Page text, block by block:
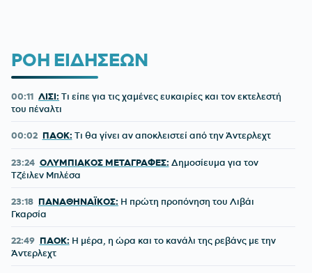
ΡΟΗ ΕΙΔΗΣΕΩΝ
00:11 ΛΙΣΙ: Τι είπε για τις χαμένες ευκαιρίες και τον εκτελεστή
του πέναλτι
00:02 ΠΑΟΚ: Τι θα γίνει αν αποκλειστεί από την Άντερλεχτ
23:24 ΟΛΥΜΠΙΑΚΟΣ ΜΕΤΑΓΡΑΦΕΣ: Δημοσίευμα για τον
Τζέιλεν Μπλέσα
23:18 ΠΑΝΑΘΗΝΑΪΚΟΣ: Η πρώτη προπόνηση του Λιβάι
Γκαρσία
22:49 ΠΑΟΚ: Η μέρα, η ώρα και το κανάλι της ρεβάνς με την
Άντερλεχτ